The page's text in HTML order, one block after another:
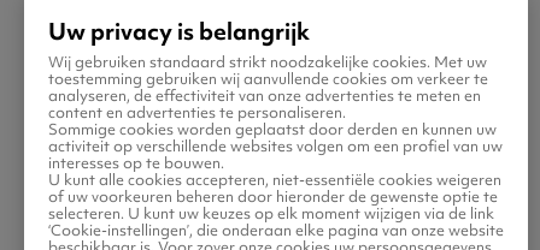
Praktische informatie voor
je vlucht naar Utila
Uw privacy is belangrijk
Wij gebruiken standaard strikt noodzakelijke cookies. Met uw
toestemming gebruiken wij aanvullende cookies om verkeer te
analyseren, de effectiviteit van onze advertenties te meten en
content en advertenties te personaliseren.
Sommige cookies worden geplaatst door derden en kunnen uw
activiteit op verschillende websites volgen om een profiel van uw
interesses op te bouwen.
U kunt alle cookies accepteren, niet-essentiële cookies weigeren
of uw voorkeuren beheren door hieronder de gewenste optie te
selecteren. U kunt uw keuzes op elk moment wijzigen via de link
‘Cookie-instellingen’, die onderaan elke pagina van onze website